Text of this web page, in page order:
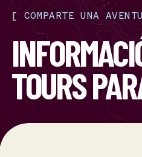
[ COMPARTE UNA
TOURS